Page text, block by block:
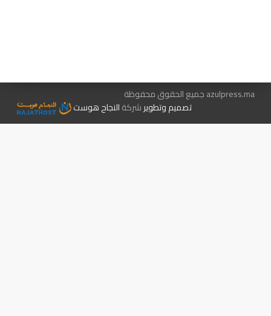
azulpress.ma جميع الحقوق محفوظة
تصميم وتطويرشركةالنجاح هوست